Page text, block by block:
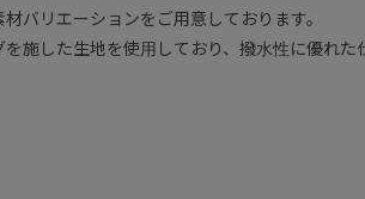
バリエーションをご用意しております。
を施した生地を使用しており、撥水性に優れた